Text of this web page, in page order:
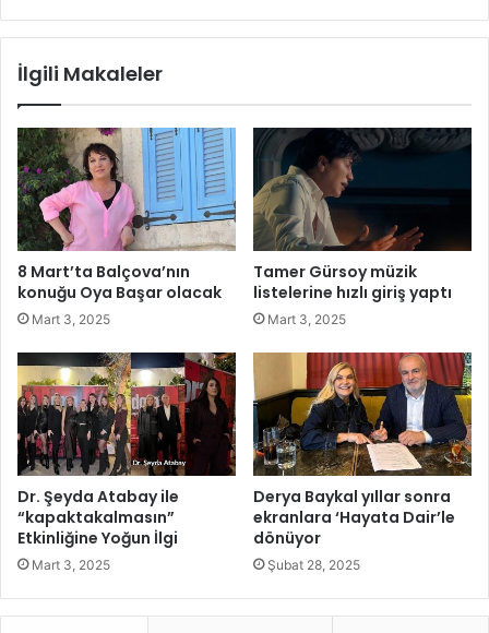
l
n
ı
l
a
r
ı
n
a
b
a
a
r
y
a
r
ü
n
u
z
B
a
ş
k
a
P
e
k
y
a
t
ı
r
m
a
c
ı
’
ı
İlgili Makaleler
8 Mart’ta Balçova’nın
konuğu Oya Başar olacak
Mart 3, 2025
Tamer Gürsoy müzik
listelerine hızlı giriş yaptı
Mart 3, 2025
Dr. Şeyda Atabay ile
“kapaktakalmasın”
Etkinliğine Yoğun İlgi
Mart 3, 2025
Derya Baykal yıllar sonra
ekranlara ‘Hayata Dair’le
dönüyor
Şubat 28, 2025